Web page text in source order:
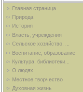
Главная страница
Природа
История
Власть, учреждения
Сельское хозяйство, ...
Воспитание, образование
Культура, библиотеки...
О людях
Местное творчество
Духовная жизнь